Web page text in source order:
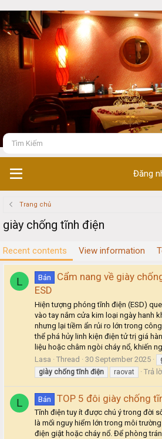
Đăng
Trang chủ
giày chống tĩnh điện
Recent contents View information
L Bán
Cẩm nang về giày
ESD
Hiện tượng phóng tĩnh điện (ESD)
vào tay nắm cửa kim loại ngày hanh
nhưng lại tiềm ẩn rủi ro lớn trong
thể phá hủy linh kiện điện tử trị giá
liệu hoặc châm ngòi cháy nổ, khiến
Lasa
Thread 30 September 2025
giày chống tĩnh điện raovat Trả
L Bán TOP 5 đôi giày chống
Tĩnh điện tuy ít được chú ý trong đời
là mối nguy hiểm lớn trong môi
điện giật hoặc cháy nổ. Để phòng